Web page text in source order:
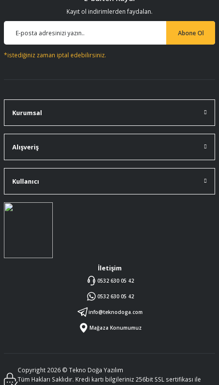
Kayıt ol indirimlerden faydalan.
Abone Ol
*istediğiniz zaman iptal edebilirsiniz.
Kurumsal
Alışveriş
Kullanıcı
İletişim
0532 630 05 42
0532 630 05 42
info@teknodoga.com
Mağaza Konumumuz
Copyright 2026 © Tekno Doğa Yazılım
Tüm Hakları Saklıdır. Kredi kartı bilgileriniz 256bit SSL sertifikası ile